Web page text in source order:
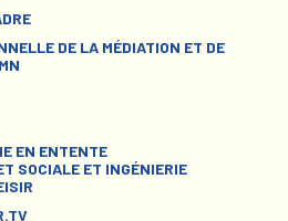
DE LA MÉDIATION ET DE
EN ENTENTE
SOCIALE ET INGÉNIERIE